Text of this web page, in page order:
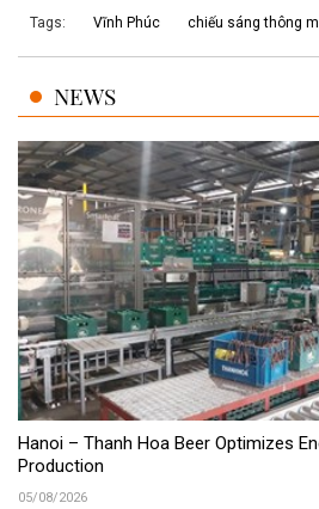
Tags: Vĩnh Phúc chiếu sáng thông
NEWS
Hanoi – Thanh Hoa Beer Optimizes
Production
05/08/2026